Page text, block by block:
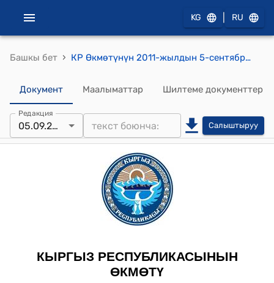
KG RU
Башкы бет › КР Өкмөтүнүн 2011-жылдын 5-сентябрындагы № 390-б (Кыргыз Республикасынын Өкмөтүнүн 2011-жылдын 14-июлундагы № 279-б буйругуна төмөнкүдөй өзгөртүү жана толуктоо киргизүү боюнча) буйругу
Документ Маалыматтар Шилтеме документтер
Редакция
05.09.2011 Салыштыруу